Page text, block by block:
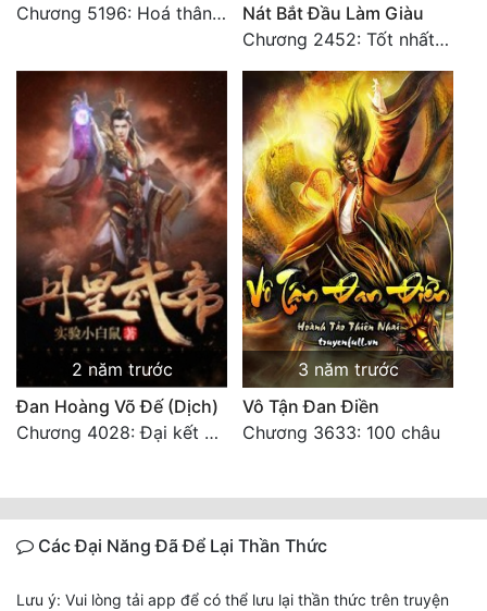
Chương 5196: Hoá thân hắc ám
Nát Bắt Đầu Làm Giàu
Chương 2452: Tốt nhất tất cả
2 năm trước
Đan Hoàng Võ Đế (Dịch)
Chương 4028: Đại kết cục, sau này không gặp lại (2)
3 năm trước
Vô Tận Đan Điền
Chương 3633: 100 châu
Các Đại Năng Đã Để Lại Thần Thức
Lưu ý: Vui lòng tải app để có thể lưu lại thần thức trên truyện